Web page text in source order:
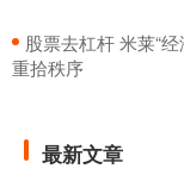
股票去杠杆 米莱“
重拾秩序
最新文章